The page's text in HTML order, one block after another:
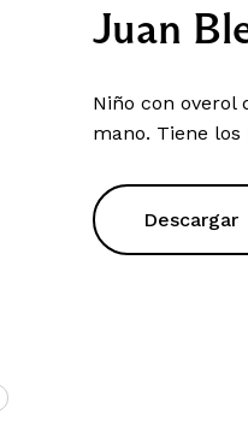
Juan
Niño con overol
mano. Tiene
Descargar